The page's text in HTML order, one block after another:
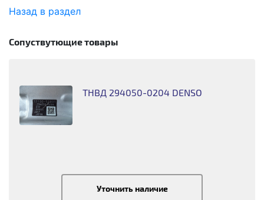
Назад в раздел
Сопуствутющие товары
ТНВД 294050-0204 DENSO
Уточнить наличие